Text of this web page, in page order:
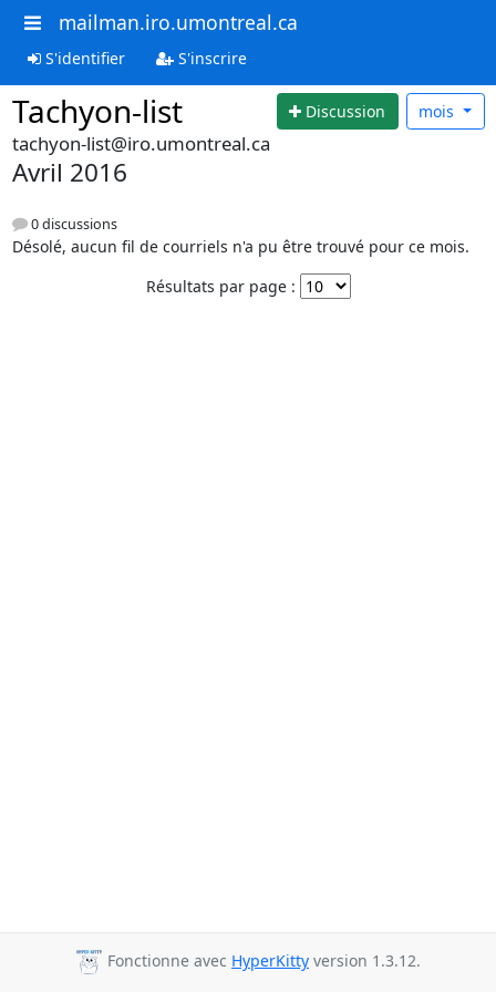
mailman.iro.umontreal.ca
S'identifier S'inscrire
Tachyon-list Discussion mois
tachyon-list@iro.umontreal.ca
Avril 2016
0 discussions
Désolé, aucun fil de courriels n'a pu être trouvé pour ce mois.
Résultats par page :
Fonctionne avec HyperKitty version 1.3.12.